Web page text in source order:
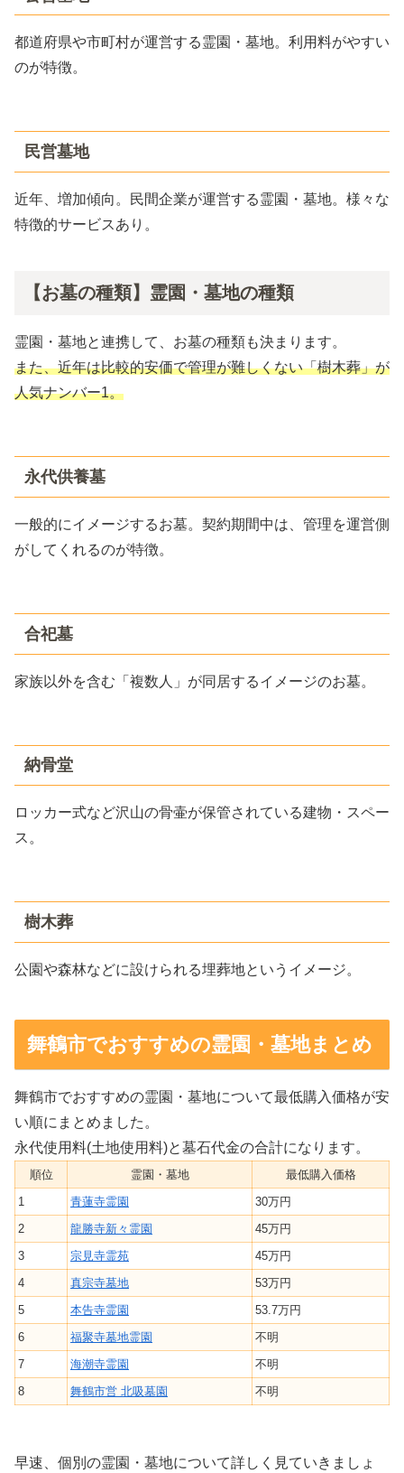
都道府県や市町村が運営する霊園・墓地。利用料がやすい
のが特徴。
民営墓地
近年、増加傾向。民間企業が運営する霊園・墓地。様々な
特徴的サービスあり。
【お墓の種類】霊園・墓地の種類
霊園・墓地と連携して、お墓の種類も決まります。
また、近年は比較的安価で管理が難しくない「樹木葬」が
人気ナンバー1。
永代供養墓
一般的にイメージするお墓。契約期間中は、管理を運営側
がしてくれるのが特徴。
合祀墓
家族以外を含む「複数人」が同居するイメージのお墓。
納骨堂
ロッカー式など沢山の骨壷が保管されている建物・スペー
ス。
樹木葬
公園や森林などに設けられる埋葬地というイメージ。
舞鶴市でおすすめの霊園・墓地まとめ
舞鶴市でおすすめの霊園・墓地について最低購入価格が安
い順にまとめました。
永代使用料(土地使用料)と墓石代金の合計になります。
順位 霊園・墓地
最低購入価格
1
青蓮寺霊園
30万円
2
龍勝寺新々霊園
45万円
3
宗見寺霊苑
45万円
4
真宗寺墓地
53万円
5
本告寺霊園
53.7万円
6
福聚寺墓地霊園
不明
7
海潮寺霊園
不明
8
舞鶴市営 北吸墓園 不明
早速、個別の霊園・墓地について詳しく見ていきましょ